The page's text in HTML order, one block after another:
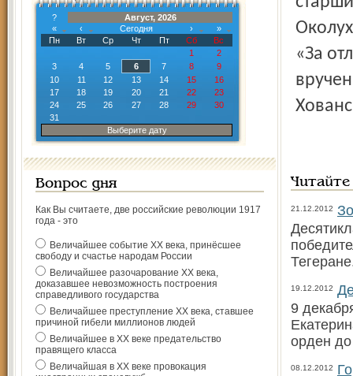
?
Август, 2026
«
‹ Сегодня ›
»
Пн
Вт Ср Чт Пт Сб
Вс
1
2
3
4 5 6 7 8
9
10
11 12 13 14 15
16
17
18 19 20 21 22
23
24
25 26 27 28 29
30
31
Выберите дату
Вопрос дня
Как Вы считаете, две российские революции 1917
года - это
Величайшее событие ХХ века, принёсшее
свободу и счастье народам России
Величайшее разочарование ХХ века,
доказавшее невозможность построения
справедливого государства
Величайшее преступление ХХ века, ставшее
причиной гибели миллионов людей
Величайшее в ХХ веке предательство
правящего класса
Величайшая в ХХ веке провокация
«За
21.12.2012
19.12.2012
9
орден
08.12.2012